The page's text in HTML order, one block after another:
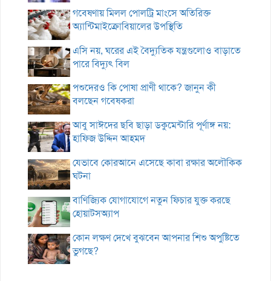
গবেষণায় মিলল পোলট্রি মাংসে অতিরিক্ত
অ্যান্টিমাইক্রোবিয়ালের উপস্থিতি
এসি নয়, ঘরের এই বৈদ্যুতিক যন্ত্রগুলোও বাড়াতে
পারে বিদ্যুৎ বিল
পশুদেরও কি পোষা প্রাণী থাকে? জানুন কী
বলছেন গবেষকরা
আবু সাঈদের ছবি ছাড়া ডকুমেন্টারি পূর্ণাঙ্গ নয়:
হাফিজ উদ্দিন আহমদ
যেভাবে কোরআনে এসেছে কাবা রক্ষার অলৌকিক
ঘটনা
বাণিজ্যিক যোগাযোগে নতুন ফিচার যুক্ত করছে
হোয়াটসঅ্যাপ
কোন লক্ষণ দেখে বুঝবেন আপনার শিশু অপুষ্টিতে
ভুগছে?